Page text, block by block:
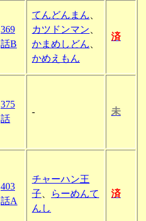
369
話B
てんどんまん
カツドンマン
かまめしどん
かめえもん
済
375
話
- 未
403
話A
チャーハン王
子
らーめんて
んし
済